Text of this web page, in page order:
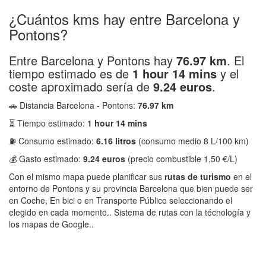
¿Cuántos kms hay entre Barcelona y
Pontons?
Entre Barcelona y Pontons hay 76.97 km. El
tiempo estimado es de 1 hour 14 mins y el
coste aproximado sería de 9.24 euros.
🚗 Distancia Barcelona - Pontons: 76.97 km
⏳ Tiempo estimado: 1 hour 14 mins
⛽ Consumo estimado: 6.16 litros (consumo medio 8 L/100 km)
💰 Gasto estimado: 9.24 euros (precio combustible 1,50 €/L)
Con el mismo mapa puede planificar sus rutas de turismo en el
entorno de Pontons y su provincia Barcelona que bien puede ser
en Coche, En bici o en Transporte Público seleccionando el
elegido en cada momento.. Sistema de rutas con la técnología y
los mapas de Google..